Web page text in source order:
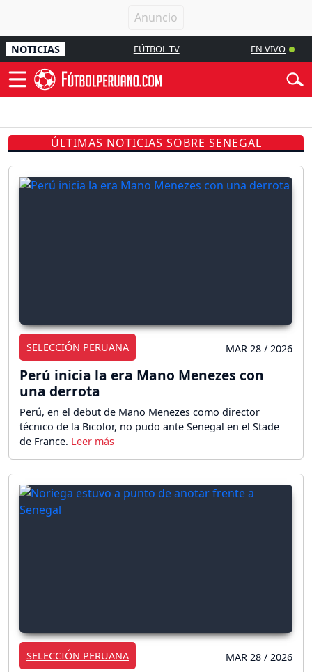
NOTICIAS FÚTBOL TV EN VIVO
ÚLTIMAS NOTICIAS SOBRE SENEGAL
SELECCIÓN PERUANA MAR 28 / 2026
Perú inicia la era Mano Menezes con
una derrota
Perú, en el debut de Mano Menezes como director
técnico de la Bicolor, no pudo ante Senegal en el Stade
de France.
SELECCIÓN PERUANA MAR 28 / 2026